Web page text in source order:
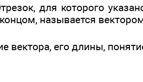
для которого
называется
вектора, его длины,